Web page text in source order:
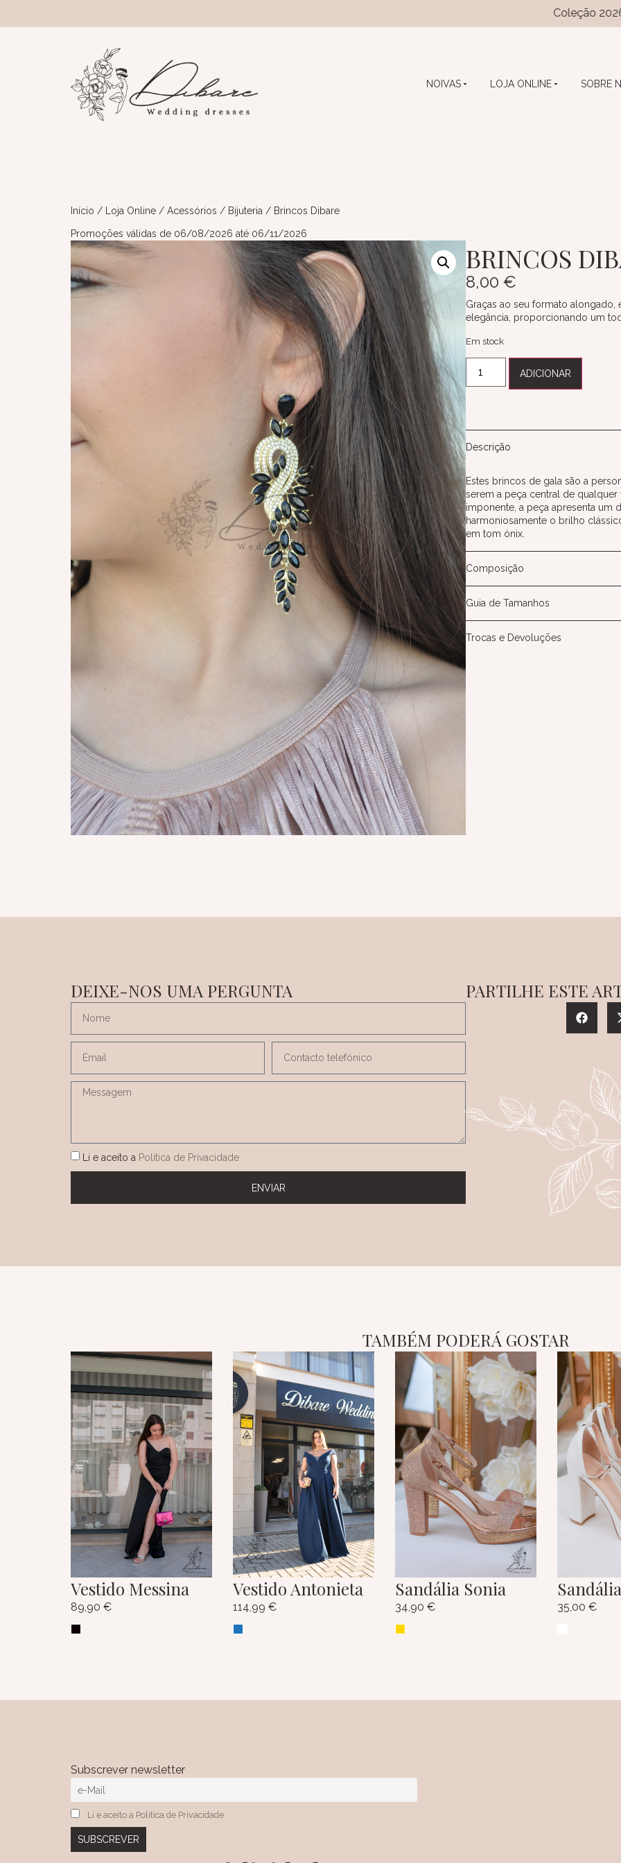
Coleção 2026 das
NOIVAS LOJA ONLINE SOBRE
Início / Loja Online / Acessórios / Bijuteria / Brincos Dibare
Promoções válidas de 06/08/2026 até 06/11/2026
BRINCOS
8,00 €
Graças ao seu formato
elegância, proporcionando um
Em stock
ADICIONAR
Descrição
Estes brincos de gala são a
serem a peça central de
imponente, a peça apresenta
harmoniosamente o brilho
em tom ónix.
Composição
Guia de Tamanhos
Trocas e Devoluções
DEIXE-NOS UMA PERGUNTA
Li e aceito a Política de Privacidade
ENVIAR
PARTILHE ESTE
TAMBÉM PODERÁ GOSTAR
Vestido Messina
89,90 €
Vestido Antonieta
114,99 €
Sandália Sonia
34,90 € 35,00 €
Subscrever newsletter
Li e aceito a Política de Privacidade